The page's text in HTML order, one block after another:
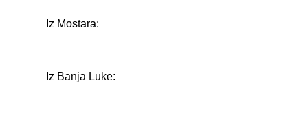
Iz Mostara:
Iz Banja Luke: